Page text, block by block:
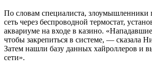
По словам специалиста, злоумышленники
сеть через беспроводной термостат,
аквариуме на входе в казино.
чтобы закрепиться в системе, — сказала
Затем нашли базу данных хайроллеров и
сети».